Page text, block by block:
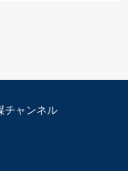
チャンネル